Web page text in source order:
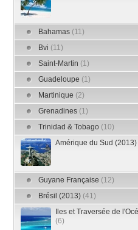
Bahamas (11)
Bvi (11)
Saint-Martin (1)
Guadeloupe (1)
Martinique (2)
Grenadines (1)
Trinidad & Tobago (10)
Amérique du Sud (2013)
Guyane Française (12)
Brésil (2013) (41)
Iles et Traversée de
(6)